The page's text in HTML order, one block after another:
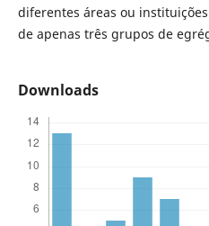
diferentes áreas ou
de apenas três grupos de
Downloads